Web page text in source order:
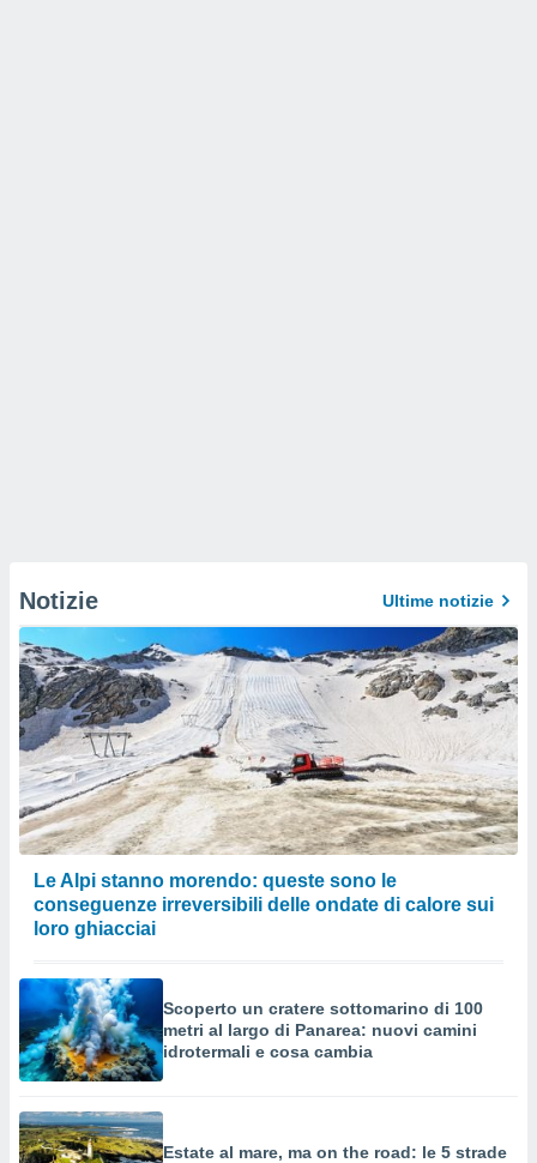
Notizie Ultime notizie
Le Alpi stanno morendo: queste sono le
conseguenze irreversibili delle ondate di calore sui
loro ghiacciai
Scoperto un cratere sottomarino di 100
metri al largo di Panarea: nuovi camini
idrotermali e cosa cambia
Estate al mare, ma on the road: le 5 strade